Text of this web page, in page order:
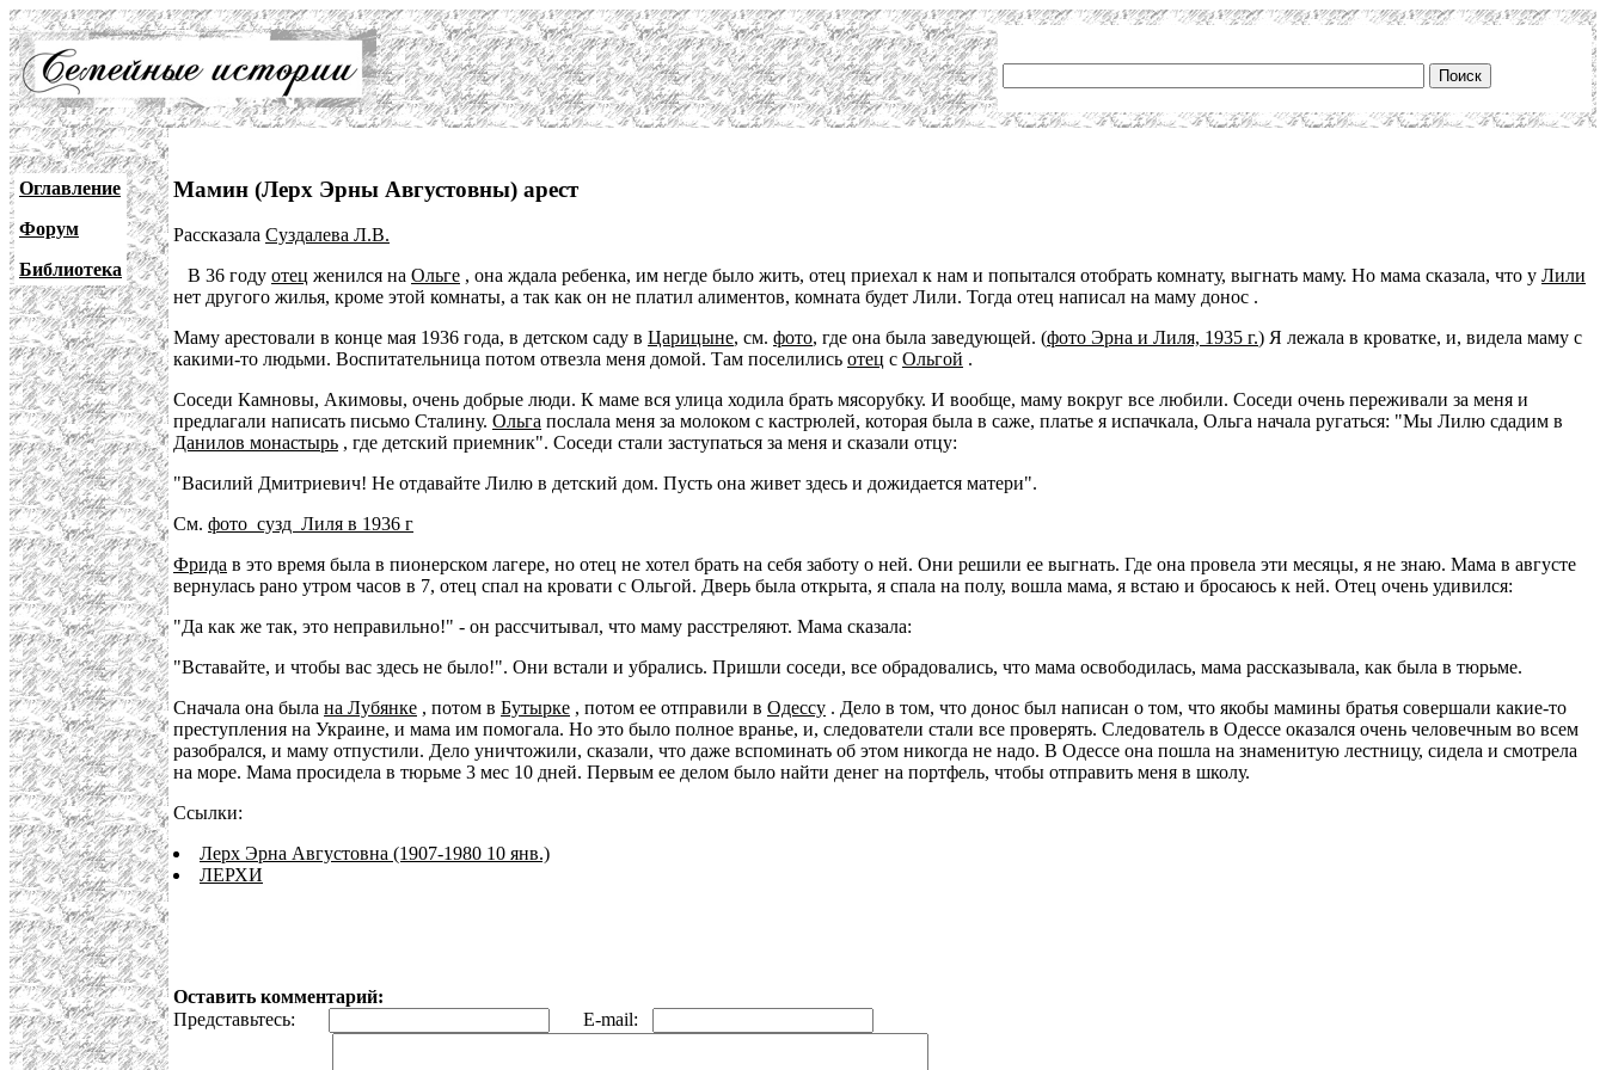
Оглавление
Форум
Библиотека
Мамин (Лерх Эрны Августовны) арест
Рассказала Суздалева Л.В.
В 36 году отец женился на Ольге , она ждала ребенка, им негде было жить, отец приехал к нам и попытался отобрать комнату, выгнать маму. Но мама сказала, что у Лили
нет другого жилья, кроме этой комнаты, а так как он не платил алиментов, комната будет Лили. Тогда отец написал на маму донос .
Маму арестовали в конце мая 1936 года, в детском саду в Царицыне, см. фото, где она была заведующей. (фото Эрна и Лиля, 1935 г.) Я лежала в кроватке, и, видела маму с
какими-то людьми. Воспитательница потом отвезла меня домой. Там поселились отец с Ольгой .
Соседи Камновы, Акимовы, очень добрые люди. К маме вся улица ходила брать мясорубку. И вообще, маму вокруг все любили. Соседи очень переживали за меня и
предлагали написать письмо Сталину. Ольга послала меня за молоком с кастрюлей, которая была в саже, платье я испачкала, Ольга начала ругаться: "Мы Лилю сдадим в
Данилов монастырь , где детский приемник". Соседи стали заступаться за меня и сказали отцу:
"Василий Дмитриевич! Не отдавайте Лилю в детский дом. Пусть она живет здесь и дожидается матери".
См. фото_сузд Лиля в 1936 г
Фрида в это время была в пионерском лагере, но отец не хотел брать на себя заботу о ней. Они решили ее выгнать. Где она провела эти месяцы, я не знаю. Мама в августе
вернулась рано утром часов в 7, отец спал на кровати с Ольгой. Дверь была открыта, я спала на полу, вошла мама, я встаю и бросаюсь к ней. Отец очень удивился:
"Да как же так, это неправильно!" - он рассчитывал, что маму расстреляют. Мама сказала:
"Вставайте, и чтобы вас здесь не было!". Они встали и убрались. Пришли соседи, все обрадовались, что мама освободилась, мама рассказывала, как была в тюрьме.
Сначала она была на Лубянке , потом в Бутырке , потом ее отправили в Одессу . Дело в том, что донос был написан о том, что якобы мамины братья совершали какие-то
преступления на Украине, и мама им помогала. Но это было полное вранье, и, следователи стали все проверять. Следователь в Одессе оказался очень человечным во всем
разобрался, и маму отпустили. Дело уничтожили, сказали, что даже вспоминать об этом никогда не надо. В Одессе она пошла на знаменитую лестницу, сидела и смотрела
на море. Мама просидела в тюрьме 3 мес 10 дней. Первым ее делом было найти денег на портфель, чтобы отправить меня в школу.
Ссылки:
Лерх Эрна Августовна (1907-1980 10 янв.)
ЛЕРХИ
Оставить комментарий:
Представьтесь:
E-mail: